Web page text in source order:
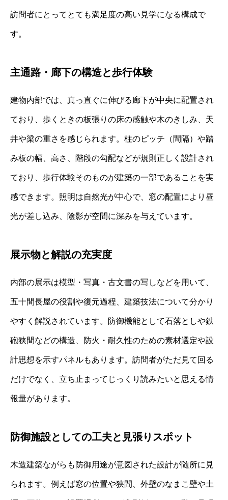
訪問者にとってとても満足度の高い見学になる構成で
す。
主通路・廊下の構造と歩行体験
建物内部では、真っ直ぐに伸びる廊下が中央に配置され
ており、歩くときの板張りの床の感触や木のきしみ、天
井や梁の重さを感じられます。柱のピッチ（間隔）や踏
み板の幅、高さ、階段の勾配などが規則正しく設計され
ており、歩行体験そのものが建築の一部であることを実
感できます。照明は自然光が中心で、窓の配置により昼
光が差し込み、陰影が空間に深みを与えています。
展示物と解説の充実度
内部の展示は模型・写真・古文書の写しなどを用いて、
五十間長屋の役割や復元過程、建築技法について分かり
やすく解説されています。防御機能として石落としや鉄
砲狭間などの構造、防火・耐久性のための素材選定や設
計思想を示すパネルもあります。訪問者がただ見て回る
だけでなく、立ち止まってじっくり読みたいと思える情
報量があります。
防御施設としての工夫と見張りスポット
木造建築ながらも防御用途が意図された設計が随所に見
られます。例えば窓の位置や狭間、外壁のなまこ壁や土